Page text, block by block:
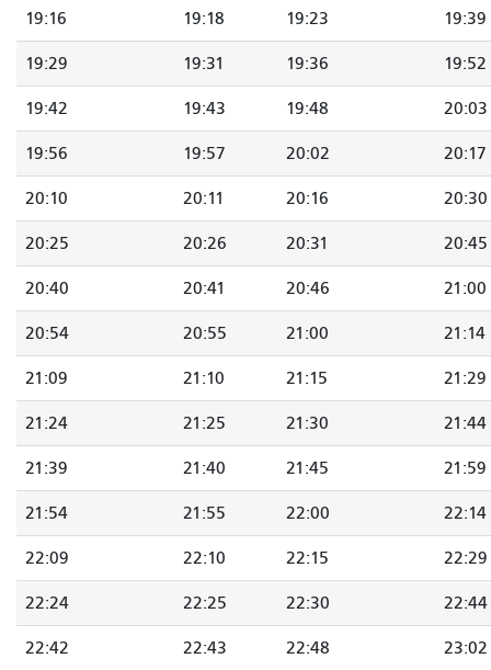
19:16 19:18 19:23 19:39
19:29 19:31 19:36 19:52
19:42 19:43 19:48 20:03
19:56 19:57 20:02 20:17
20:10 20:11 20:16 20:30
20:25 20:26 20:31 20:45
20:40 20:41 20:46 21:00
20:54 20:55 21:00 21:14
21:09 21:10 21:15 21:29
21:24 21:25 21:30 21:44
21:39 21:40 21:45 21:59
21:54 21:55 22:00 22:14
22:09 22:10 22:15 22:29
22:24 22:25 22:30 22:44
22:42 22:43 22:48 23:02